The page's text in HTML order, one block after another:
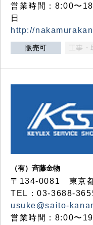
営業時間：8:00〜
日
http://
販売可 工事・
（有）斉藤金物
〒134-0081 東京
TEL：03-3688-
usuke@saito-
営業時間：8:00〜